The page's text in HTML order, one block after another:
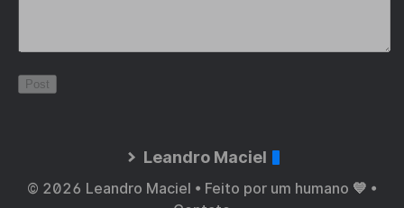
Leandro Maciel
© 2026 Leandro Maciel • Feito por um humano 💙 •